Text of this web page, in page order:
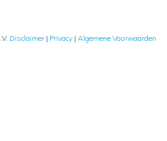
Disclaimer| Privacy | Algemene Voorwaarden